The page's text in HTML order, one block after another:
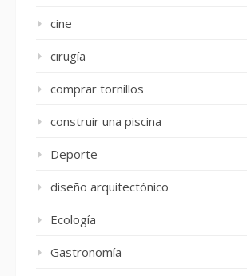
cine
cirugía
comprar tornillos
construir una piscina
Deporte
diseño arquitectónico
Ecología
Gastronomía